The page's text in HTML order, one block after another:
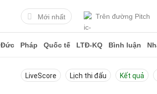
Mới nhất Trên đường Pitch
Đức Pháp Quốc tế LTĐ-KQ Bình luận
LiveScore Lịch thi đấu Kết quả